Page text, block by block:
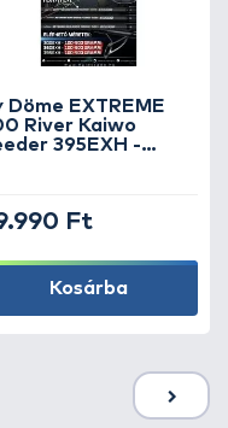
Döme EXTREME
River Kaiwo
395EXH -
Ft
Kosárba